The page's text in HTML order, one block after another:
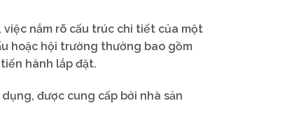
nắm rõ cấu trúc chi tiết của một
hoặc hội trường thường bao gồm
hành lắp đặt.
được cung cấp bởi nhà sản